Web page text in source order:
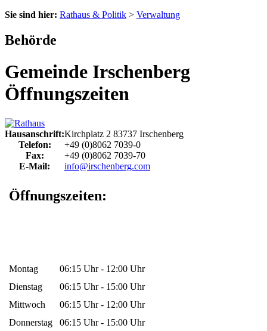
Sie sind hier: Rathaus & Politik > Verwaltung
Behörde
Gemeinde Irschenberg
Öffnungszeiten
Hausanschrift:Kirchplatz 2 83737 Irschenberg
Telefon:
+49 (0)8062 7039-0
Fax:
+49 (0)8062 7039-70
E-Mail:
info@irschenberg.com
Öffnungszeiten:
Montag
06:15 Uhr - 12:00 Uhr
Dienstag
06:15 Uhr - 15:00 Uhr
Mittwoch
06:15 Uhr - 12:00 Uhr
Donnerstag
06:15 Uhr - 15:00 Uhr